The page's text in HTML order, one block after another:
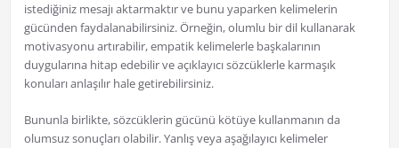
istediğiniz mesajı aktarmaktır ve bunu yaparken kelimelerin
gücünden faydalanabilirsiniz. Örneğin, olumlu bir dil kullanarak
motivasyonu artırabilir, empatik kelimelerle başkalarının
duygularına hitap edebilir ve açıklayıcı sözcüklerle karmaşık
konuları anlaşılır hale getirebilirsiniz.
Bununla birlikte, sözcüklerin gücünü kötüye kullanmanın da
olumsuz sonuçları olabilir. Yanlış veya aşağılayıcı kelimeler